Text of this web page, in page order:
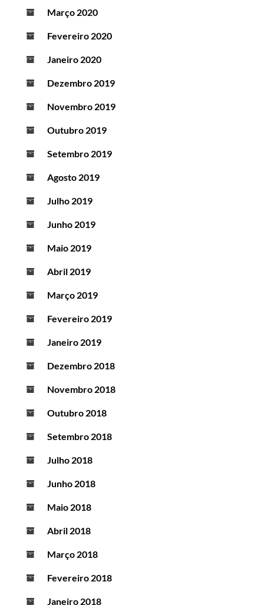
Março 2020
Fevereiro 2020
Janeiro 2020
Dezembro 2019
Novembro 2019
Outubro 2019
Setembro 2019
Agosto 2019
Julho 2019
Junho 2019
Maio 2019
Abril 2019
Março 2019
Fevereiro 2019
Janeiro 2019
Dezembro 2018
Novembro 2018
Outubro 2018
Setembro 2018
Julho 2018
Junho 2018
Maio 2018
Abril 2018
Março 2018
Fevereiro 2018
Janeiro 2018